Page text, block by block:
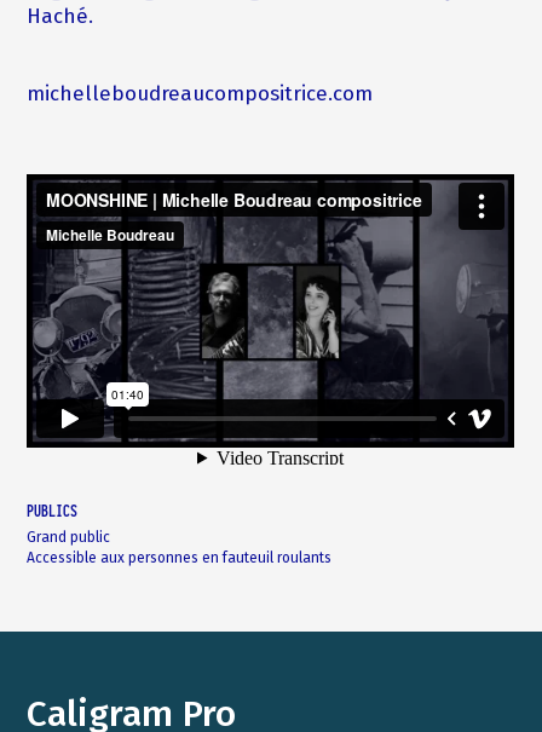
Haché.
michelleboudreaucompositrice.com
PUBLICS
Grand public
Accessible aux personnes en fauteuil roulants
Caligram Pro